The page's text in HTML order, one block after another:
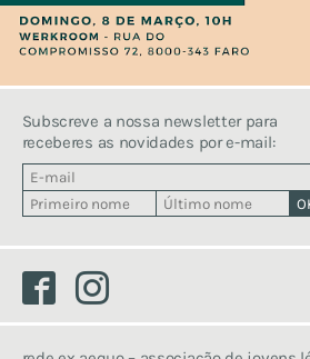
Facebook
Subscreve a nossa newsletter para
receberes as novidades por e-mail: